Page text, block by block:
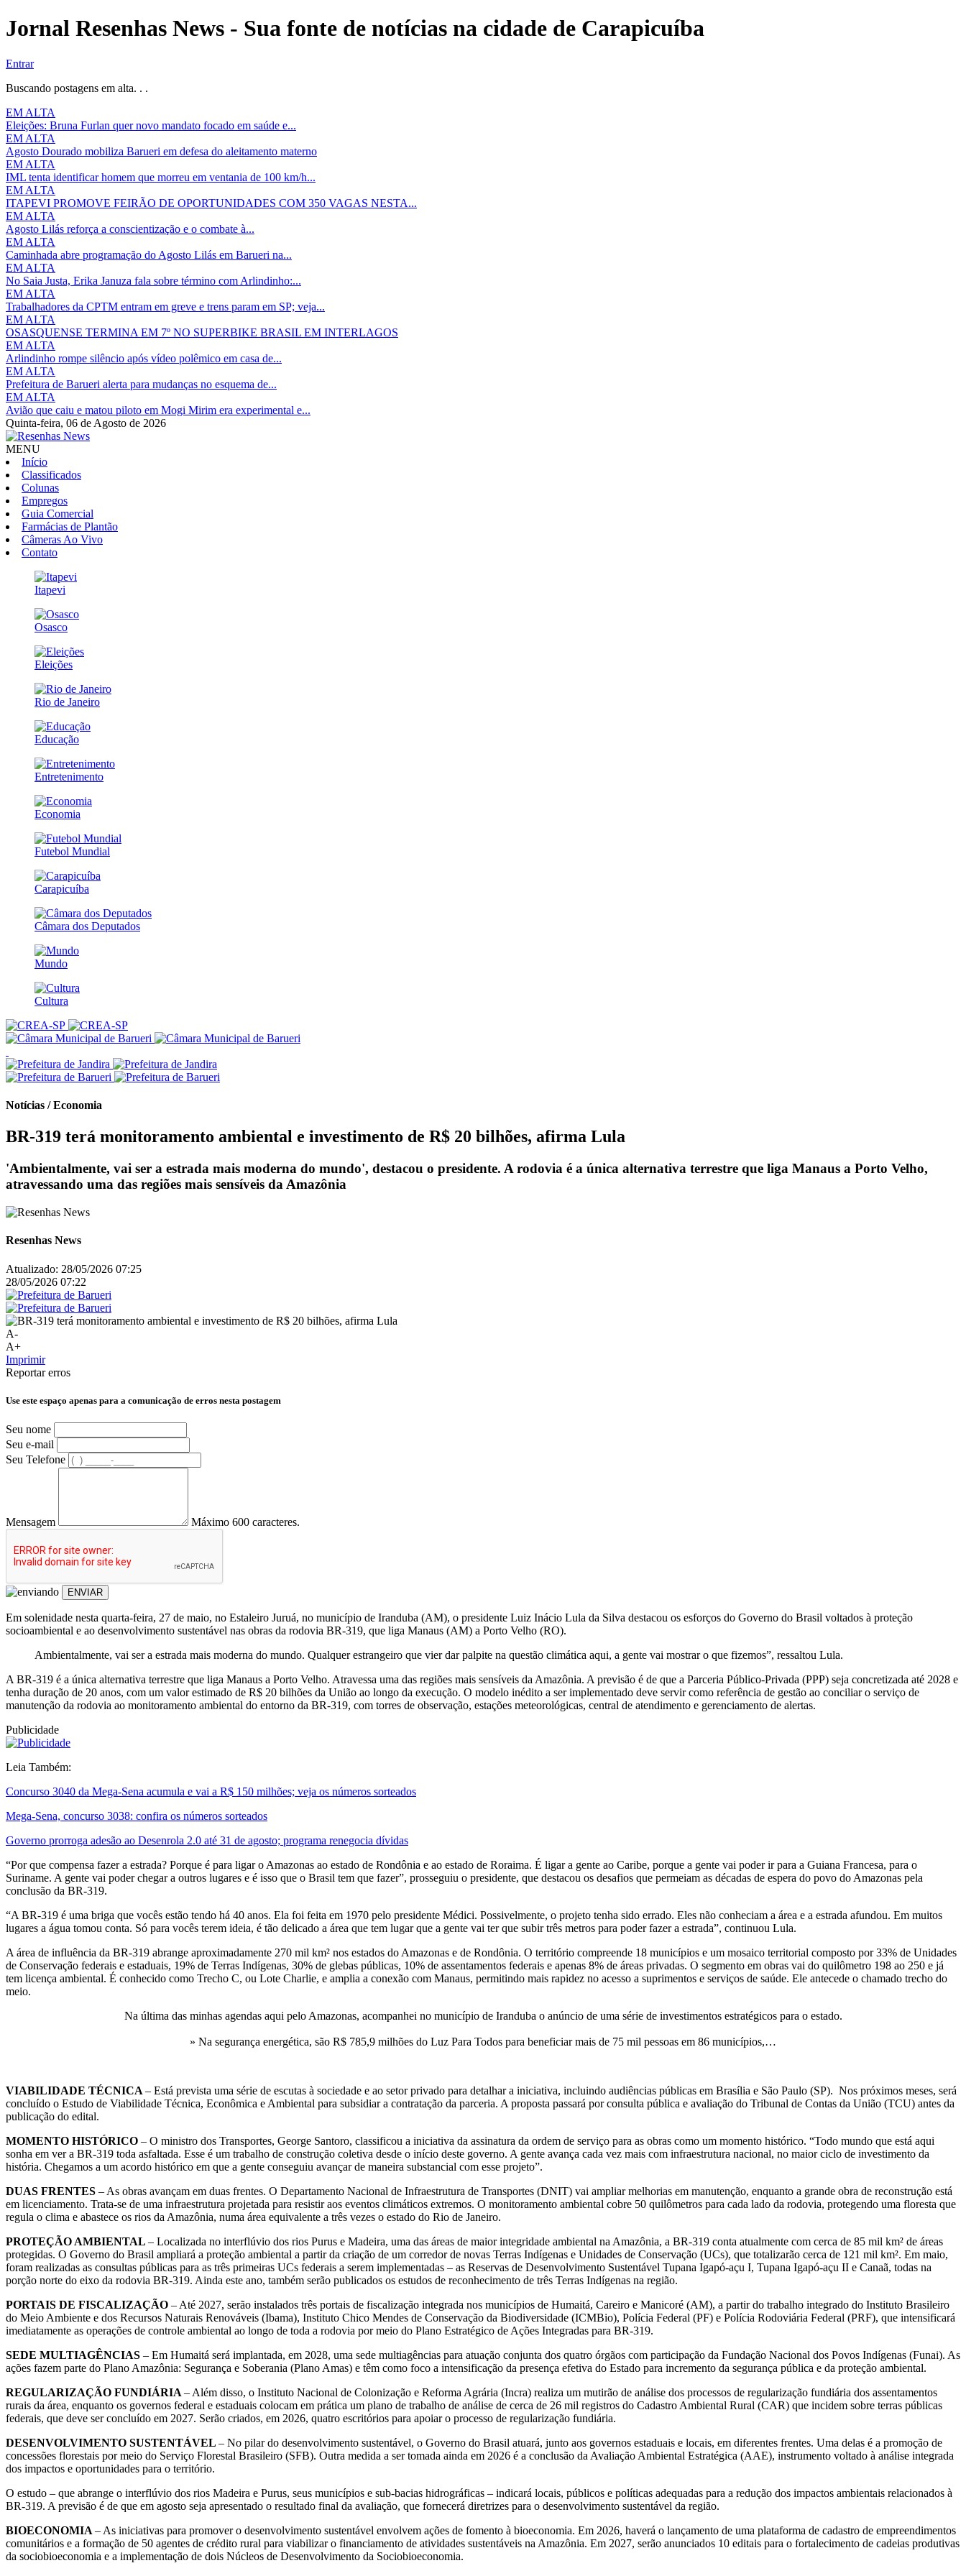
Jornal Resenhas News - Sua fonte de notícias na cidade de Carapicuíba
Entrar
Buscando postagens em alta. . .
EM ALTA
Eleições: Bruna Furlan quer novo mandato focado em saúde e...
EM ALTA
Agosto Dourado mobiliza Barueri em defesa do aleitamento materno
EM ALTA
IML tenta identificar homem que morreu em ventania de 100 km/h...
EM ALTA
ITAPEVI PROMOVE FEIRÃO DE OPORTUNIDADES COM 350 VAGAS NESTA...
EM ALTA
Agosto Lilás reforça a conscientização e o combate à...
EM ALTA
Caminhada abre programação do Agosto Lilás em Barueri na...
EM ALTA
No Saia Justa, Erika Januza fala sobre término com Arlindinho:...
EM ALTA
Trabalhadores da CPTM entram em greve e trens param em SP; veja...
EM ALTA
OSASQUENSE TERMINA EM 7º NO SUPERBIKE BRASIL EM INTERLAGOS
EM ALTA
Arlindinho rompe silêncio após vídeo polêmico em casa de...
EM ALTA
Prefeitura de Barueri alerta para mudanças no esquema de...
EM ALTA
Avião que caiu e matou piloto em Mogi Mirim era experimental e...
Quinta-feira, 06 de Agosto de 2026
MENU
Início
Classificados
Colunas
Empregos
Guia Comercial
Farmácias de Plantão
Câmeras Ao Vivo
Contato
Itapevi
Osasco
Eleições
Rio de Janeiro
Educação
Entretenimento
Economia
Futebol Mundial
Carapicuíba
Câmara dos Deputados
Mundo
Cultura
Notícias / Economia
BR-319 terá monitoramento ambiental e investimento de R$ 20 bilhões, afirma Lula
'Ambientalmente, vai ser a estrada mais moderna do mundo', destacou o presidente. A rodovia é a única alternativa terrestre que liga Manaus a Porto Velho,
atravessando uma das regiões mais sensíveis da Amazônia
Resenhas News
Atualizado: 28/05/2026 07:25
28/05/2026 07:22
A-
A+
Imprimir
Reportar erros
Use este espaço apenas para a comunicação de erros nesta postagem
Seu nome
Seu e-mail
Seu Telefone
Mensagem Máximo 600 caracteres.
ENVIAR
Em solenidade nesta quarta-feira, 27 de maio, no Estaleiro Juruá, no município de Iranduba (AM), o presidente Luiz Inácio Lula da Silva destacou os esforços do Governo do Brasil voltados à proteção
socioambiental e ao desenvolvimento sustentável nas obras da rodovia BR-319, que liga Manaus (AM) a Porto Velho (RO).
Ambientalmente, vai ser a estrada mais moderna do mundo. Qualquer estrangeiro que vier dar palpite na questão climática aqui, a gente vai mostrar o que fizemos”, ressaltou Lula.
A BR-319 é a única alternativa terrestre que liga Manaus a Porto Velho. Atravessa uma das regiões mais sensíveis da Amazônia. A previsão é de que a Parceria Público-Privada (PPP) seja concretizada até 2028 e
tenha duração de 20 anos, com um valor estimado de R$ 20 bilhões da União ao longo da execução. O modelo inédito a ser implementado deve servir como referência de gestão ao conciliar o serviço de
manutenção da rodovia ao monitoramento ambiental do entorno da BR-319, com torres de observação, estações meteorológicas, central de atendimento e gerenciamento de alertas.
Publicidade
Leia Também:
Concurso 3040 da Mega-Sena acumula e vai a R$ 150 milhões; veja os números sorteados
Mega-Sena, concurso 3038: confira os números sorteados
Governo prorroga adesão ao Desenrola 2.0 até 31 de agosto; programa renegocia dívidas
“Por que compensa fazer a estrada? Porque é para ligar o Amazonas ao estado de Rondônia e ao estado de Roraima. É ligar a gente ao Caribe, porque a gente vai poder ir para a Guiana Francesa, para o
Suriname. A gente vai poder chegar a outros lugares e é isso que o Brasil tem que fazer”, prosseguiu o presidente, que destacou os desafios que permeiam as décadas de espera do povo do Amazonas pela
conclusão da BR-319.
“A BR-319 é uma briga que vocês estão tendo há 40 anos. Ela foi feita em 1970 pelo presidente Médici. Possivelmente, o projeto tenha sido errado. Eles não conheciam a área e a estrada afundou. Em muitos
lugares a água tomou conta. Só para vocês terem ideia, é tão delicado a área que tem lugar que a gente vai ter que subir três metros para poder fazer a estrada”, continuou Lula.
A área de influência da BR-319 abrange aproximadamente 270 mil km² nos estados do Amazonas e de Rondônia. O território compreende 18 municípios e um mosaico territorial composto por 33% de Unidades
de Conservação federais e estaduais, 19% de Terras Indígenas, 30% de glebas públicas, 10% de assentamentos federais e apenas 8% de áreas privadas. O segmento em obras vai do quilômetro 198 ao 250 e já
tem licença ambiental. É conhecido como Trecho C, ou Lote Charlie, e amplia a conexão com Manaus, permitindo mais rapidez no acesso a suprimentos e serviços de saúde. Ele antecede o chamado trecho do
meio.
Na última das minhas agendas aqui pelo Amazonas, acompanhei no município de Iranduba o anúncio de uma série de investimentos estratégicos para o estado.
» Na segurança energética, são R$ 785,9 milhões do Luz Para Todos para beneficiar mais de 75 mil pessoas em 86 municípios,…
VIABILIDADE TÉCNICA – Está prevista uma série de escutas à sociedade e ao setor privado para detalhar a iniciativa, incluindo audiências públicas em Brasília e São Paulo (SP). Nos próximos meses, será
concluído o Estudo de Viabilidade Técnica, Econômica e Ambiental para subsidiar a contratação da parceria. A proposta passará por consulta pública e avaliação do Tribunal de Contas da União (TCU) antes da
publicação do edital.
MOMENTO HISTÓRICO – O ministro dos Transportes, George Santoro, classificou a iniciativa da assinatura da ordem de serviço para as obras como um momento histórico. “Todo mundo que está aqui
sonha em ver a BR-319 toda asfaltada. Esse é um trabalho de construção coletiva desde o início deste governo. A gente avança cada vez mais com infraestrutura nacional, no maior ciclo de investimento da
história. Chegamos a um acordo histórico em que a gente conseguiu avançar de maneira substancial com esse projeto”.
DUAS FRENTES – As obras avançam em duas frentes. O Departamento Nacional de Infraestrutura de Transportes (DNIT) vai ampliar melhorias em manutenção, enquanto a grande obra de reconstrução está
em licenciamento. Trata-se de uma infraestrutura projetada para resistir aos eventos climáticos extremos. O monitoramento ambiental cobre 50 quilômetros para cada lado da rodovia, protegendo uma floresta que
regula o clima e abastece os rios da Amazônia, numa área equivalente a três vezes o estado do Rio de Janeiro.
PROTEÇÃO AMBIENTAL – Localizada no interflúvio dos rios Purus e Madeira, uma das áreas de maior integridade ambiental na Amazônia, a BR-319 conta atualmente com cerca de 85 mil km² de áreas
protegidas. O Governo do Brasil ampliará a proteção ambiental a partir da criação de um corredor de novas Terras Indígenas e Unidades de Conservação (UCs), que totalizarão cerca de 121 mil km². Em maio,
foram realizadas as consultas públicas para as três primeiras UCs federais a serem implementadas – as Reservas de Desenvolvimento Sustentável Tupana Igapó-açu I, Tupana Igapó-açu II e Canaã, todas na
porção norte do eixo da rodovia BR-319. Ainda este ano, também serão publicados os estudos de reconhecimento de três Terras Indígenas na região.
PORTAIS DE FISCALIZAÇÃO – Até 2027, serão instalados três portais de fiscalização integrada nos municípios de Humaitá, Careiro e Manicoré (AM), a partir do trabalho integrado do Instituto Brasileiro
do Meio Ambiente e dos Recursos Naturais Renováveis (Ibama), Instituto Chico Mendes de Conservação da Biodiversidade (ICMBio), Polícia Federal (PF) e Polícia Rodoviária Federal (PRF), que intensificará
imediatamente as operações de controle ambiental ao longo de toda a rodovia por meio do Plano Estratégico de Ações Integradas para BR-319.
SEDE MULTIAGÊNCIAS – Em Humaitá será implantada, em 2028, uma sede multiagências para atuação conjunta dos quatro órgãos com participação da Fundação Nacional dos Povos Indígenas (Funai). As
ações fazem parte do Plano Amazônia: Segurança e Soberania (Plano Amas) e têm como foco a intensificação da presença efetiva do Estado para incremento da segurança pública e da proteção ambiental.
REGULARIZAÇÃO FUNDIÁRIA – Além disso, o Instituto Nacional de Colonização e Reforma Agrária (Incra) realiza um mutirão de análise dos processos de regularização fundiária dos assentamentos
rurais da área, enquanto os governos federal e estaduais colocam em prática um plano de trabalho de análise de cerca de 26 mil registros do Cadastro Ambiental Rural (CAR) que incidem sobre terras públicas
federais, que deve ser concluído em 2027. Serão criados, em 2026, quatro escritórios para apoiar o processo de regularização fundiária.
DESENVOLVIMENTO SUSTENTÁVEL – No pilar do desenvolvimento sustentável, o Governo do Brasil atuará, junto aos governos estaduais e locais, em diferentes frentes. Uma delas é a promoção de
concessões florestais por meio do Serviço Florestal Brasileiro (SFB). Outra medida a ser tomada ainda em 2026 é a conclusão da Avaliação Ambiental Estratégica (AAE), instrumento voltado à análise integrada
dos impactos e oportunidades para o território.
O estudo – que abrange o interflúvio dos rios Madeira e Purus, seus municípios e sub-bacias hidrográficas – indicará locais, públicos e políticas adequadas para a redução dos impactos ambientais relacionados à
BR-319. A previsão é de que em agosto seja apresentado o resultado final da avaliação, que fornecerá diretrizes para o desenvolvimento sustentável da região.
BIOECONOMIA – As iniciativas para promover o desenvolvimento sustentável envolvem ações de fomento à bioeconomia. Em 2026, haverá o lançamento de uma plataforma de cadastro de empreendimentos
comunitários e a formação de 50 agentes de crédito rural para viabilizar o financiamento de atividades sustentáveis na Amazônia. Em 2027, serão anunciados 10 editais para o fortalecimento de cadeias produtivas
da sociobioeconomia e a implementação de dois Núcleos de Desenvolvimento da Sociobioeconomia.